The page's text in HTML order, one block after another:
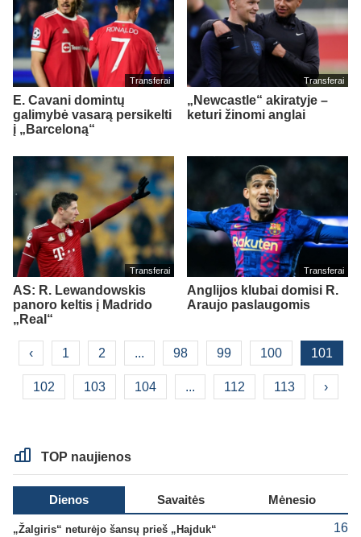
Transferai
E. Cavani domintų
galimybė vasarą persikelti
į „Barceloną“
Transferai
„Newcastle“ akiratyje –
keturi žinomi anglai
Transferai
AS: R. Lewandowskis
panoro keltis į Madrido
„Real“
Transferai
Anglijos klubai domisi R.
Araujo paslaugomis
‹ 1 2 ... 98 99 100 101
102 103 104 ... 112 113 ›
TOP naujienos
Dienos Savaitės Mėnesio
„Žalgiris“ neturėjo šansų prieš „Hajduk“ 16